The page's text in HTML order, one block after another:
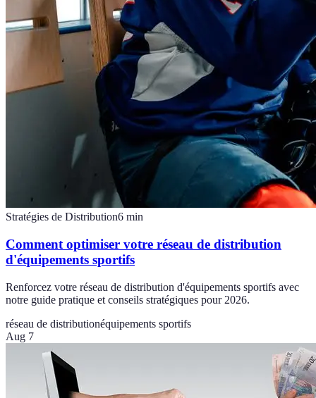
Stratégies de Distribution6 min
Comment optimiser votre réseau de distribution
d'équipements sportifs
Renforcez votre réseau de distribution d'équipements sportifs avec
notre guide pratique et conseils stratégiques pour 2026.
réseau de distributionéquipements sportifs
Aug 7